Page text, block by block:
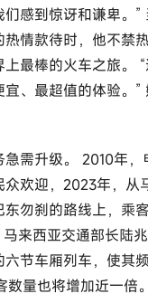
感到惊讶和谦卑。”
情款待时，他不禁
最棒的火车之旅。
、最超值的体验。”
需升级。 2010年，
众欢迎，2023年，从
东勿刹的路线上，乘
来西亚交通部长陆
六节车厢列车，使其
量也将增加近一倍。